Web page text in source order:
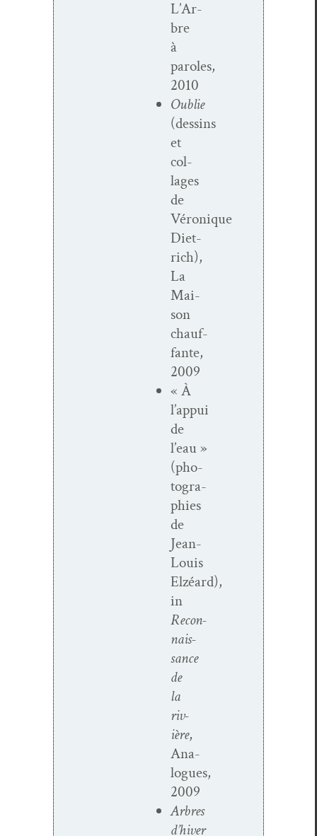
L’Ar­
bre
à
paroles,
2010
Oublie
(dessins
et
col­
lages
de
Véronique
Diet­
rich),
La
Mai­
son
chauf­
fante,
2009
« À
l’appui
de
l’eau »
(pho­
togra­
phies
de
Jean-
Louis
Elzéard),
in
Recon­
nais­
sance
de
la
riv­
ière,
Ana­
logues,
2009
Arbres
d’hiver